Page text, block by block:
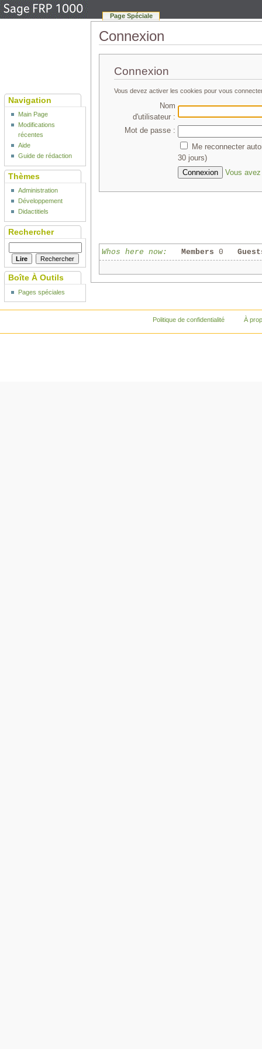
Connexion
Connexion
Vous devez activer les cookies pour vous
Nom
d'utilisateur :
Mot de passe :
Me reconnecter
30 jours)
Vous
Whos here now: Members 0
Page Spéciale
Navigation
Main Page
Modifications
récentes
Aide
Guide de rédaction
Thèmes
Administration
Développement
Didactitiels
Rechercher
Boîte À Outils
Pages spéciales
Politique de confidentialité À